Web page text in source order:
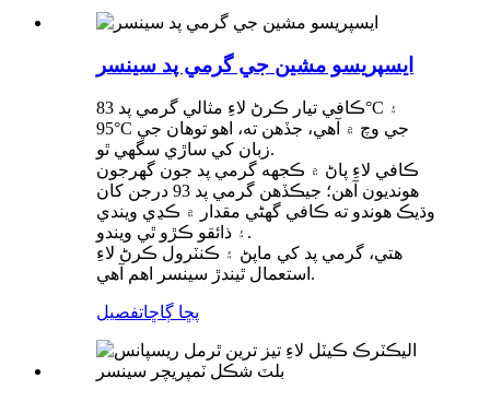
ايسپريسو مشين جي گرمي پد سينسر
ڪافي تيار ڪرڻ لاءِ مثالي گرمي پد 83°C ۽
95°C جي وچ ۾ آهي، جڏهن ته، اهو توهان جي
زبان کي ساڙي سگهي ٿو.
ڪافي لاءِ پاڻ ۾ ڪجهه گرمي پد جون گهرجون
هونديون آهن؛ جيڪڏهن گرمي پد 93 درجن کان
وڌيڪ هوندو ته ڪافي گهڻي مقدار ۾ ڪڍي ويندي
۽ ذائقو ڪڙو ٿي ويندو.
هتي، گرمي پد کي ماپڻ ۽ ڪنٽرول ڪرڻ لاءِ
استعمال ٿيندڙ سينسر اهم آهي.
پڇا ڳاڇاتفصيل